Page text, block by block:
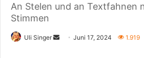
An Stelen und an Textfahnen
Stimmen
Uli Singer
SendeJuni 17, 2024 1.919